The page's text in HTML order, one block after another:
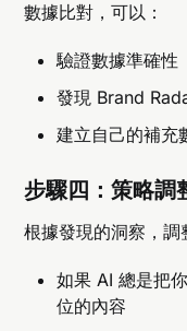
數據比對，可以：
驗證數據準確性
發現 Brand
建立自己的補充
步驟四：策略調
根據發現的洞察，調
如果 AI 總是把
位的內容